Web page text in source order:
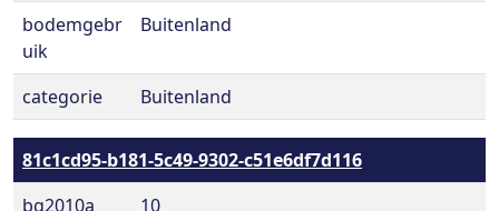
bodemgebr
uik
Buitenland
categorie Buitenland
81c1cd95-b181-5c49-9302-c51e6df7d116
bg2010a
10